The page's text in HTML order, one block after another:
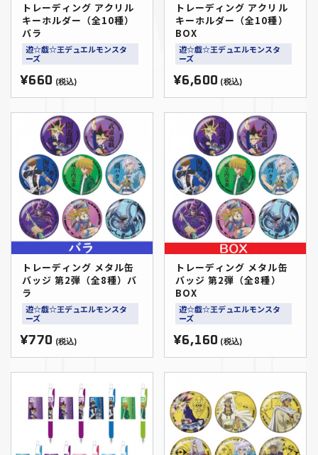
トレーディング アクリル
キーホルダー（全10種）
バラ
遊☆戯☆王デュエルモンスタ
ーズ
¥660 (税込)
トレーディング アクリル
キーホルダー（全10種）
BOX
遊☆戯☆王デュエルモンスタ
ーズ
¥6,600 (税込)
トレーディング メタル缶
バッジ 第2弾（全8種）バ
ラ
遊☆戯☆王デュエルモンスタ
ーズ
¥770 (税込)
トレーディング メタル缶
バッジ 第2弾（全8種）
BOX
遊☆戯☆王デュエルモンスタ
ーズ
¥6,160 (税込)